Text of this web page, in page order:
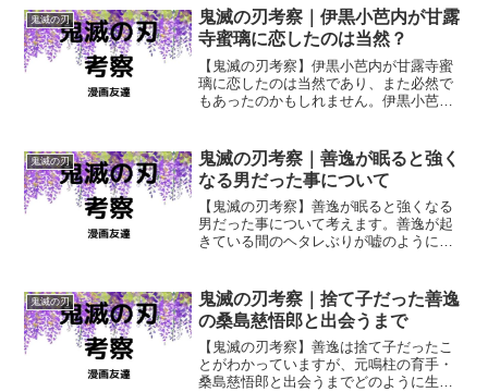
との危険性を誰よりもよく知っていたは
ずですが…。
鬼滅の刃
鬼滅の刃考察｜伊黒小芭内が甘露
寺蜜璃に恋したのは当然？
【鬼滅の刃考察】伊黒小芭内が甘露寺蜜
璃に恋したのは当然であり、また必然で
もあったのかもしれません。伊黒小芭内
鬼滅の刃
鬼滅の刃考察｜善逸が眠ると強く
なる男だった事について
【鬼滅の刃考察】善逸が眠ると強くなる
男だった事について考えます。善逸が起
きている間のヘタレぶりが嘘のように眠
鬼滅の刃
鬼滅の刃考察｜捨て子だった善逸
の桑島慈悟郎と出会うまで
【鬼滅の刃考察】善逸は捨て子だったこ
とがわかっていますが、元鳴柱の育手・
桑島慈悟郎と出会うまでどのように生き